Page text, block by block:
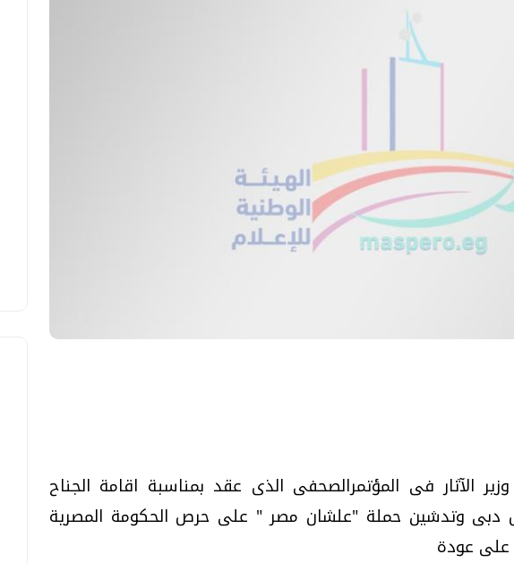
الآثار فى المؤتمرالصحفى الذى عقد بمناسبة اقامة الجناح
وتدشين حملة "علشان مصر " على حرص الحكومة المصرية
على عودة